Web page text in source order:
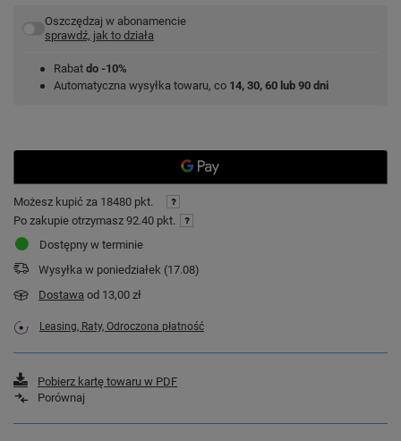
Oszczędzaj w abonamencie
sprawdź, jak to działa
Rabat do -10%
Automatyczna wysyłka towaru, co 14, 30, 60 lub 90 dni
Możesz kupić za 18480 pkt.
Po zakupie otrzymasz 92.40 pkt.
Dostępny w terminie
Wysyłka w poniedziałek (17.08)
Dostawa od 13,00 zł
Leasing, Raty, Odroczona płatność
Pobierz kartę towaru w PDF
Porównaj